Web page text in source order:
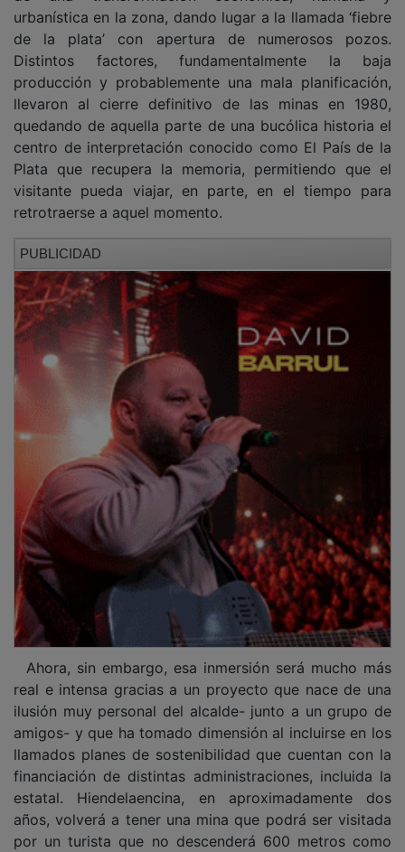
urbanística en la zona, dando lugar a la llamada ‘fiebre
de la plata’ con apertura de numerosos pozos.
Distintos factores, fundamentalmente la baja
producción y probablemente una mala planificación,
llevaron al cierre definitivo de las minas en 1980,
quedando de aquella parte de una bucólica historia el
centro de interpretación conocido como El País de la
Plata que recupera la memoria, permitiendo que el
visitante pueda viajar, en parte, en el tiempo para
retrotraerse a aquel momento.
PUBLICIDAD
Ahora, sin embargo, esa inmersión será mucho más
real e intensa gracias a un proyecto que nace de una
ilusión muy personal del alcalde- junto a un grupo de
amigos- y que ha tomado dimensión al incluirse en los
llamados planes de sostenibilidad que cuentan con la
financiación de distintas administraciones, incluida la
estatal. Hiendelaencina, en aproximadamente dos
años, volverá a tener una mina que podrá ser visitada
por un turista que no descenderá 600 metros como